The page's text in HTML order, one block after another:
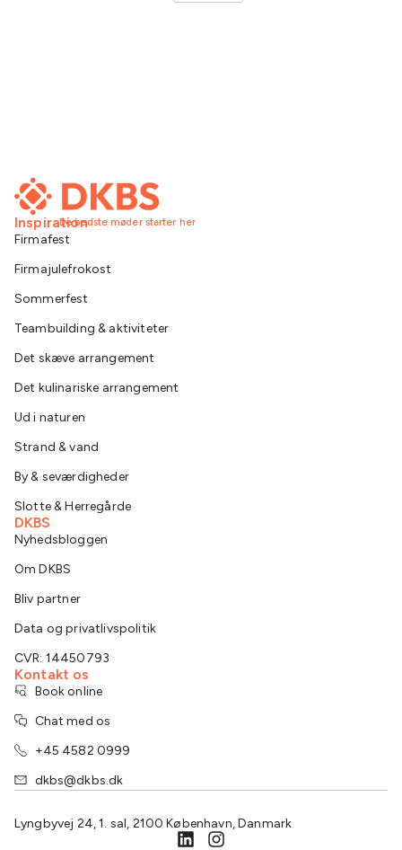
De bedste møder starter her
Inspiration
Firmafest
Firmajulefrokost
Sommerfest
Teambuilding & aktiviteter
Det skæve arrangement
Det kulinariske arrangement
Ud i naturen
Strand & vand
By & seværdigheder
Slotte & Herregårde
DKBS
Nyhedsbloggen
Om DKBS
Bliv partner
Data og privatlivspolitik
CVR: 14450793
Kontakt os
Book online
Chat med os
+45 4582 0999
dkbs@dkbs.dk
Lyngbyvej 24, 1. sal, 2100 København, Danmark